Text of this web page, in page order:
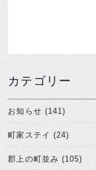
カテゴリー
お知らせ (141)
町家ステイ (24)
郡上の町並み (105)